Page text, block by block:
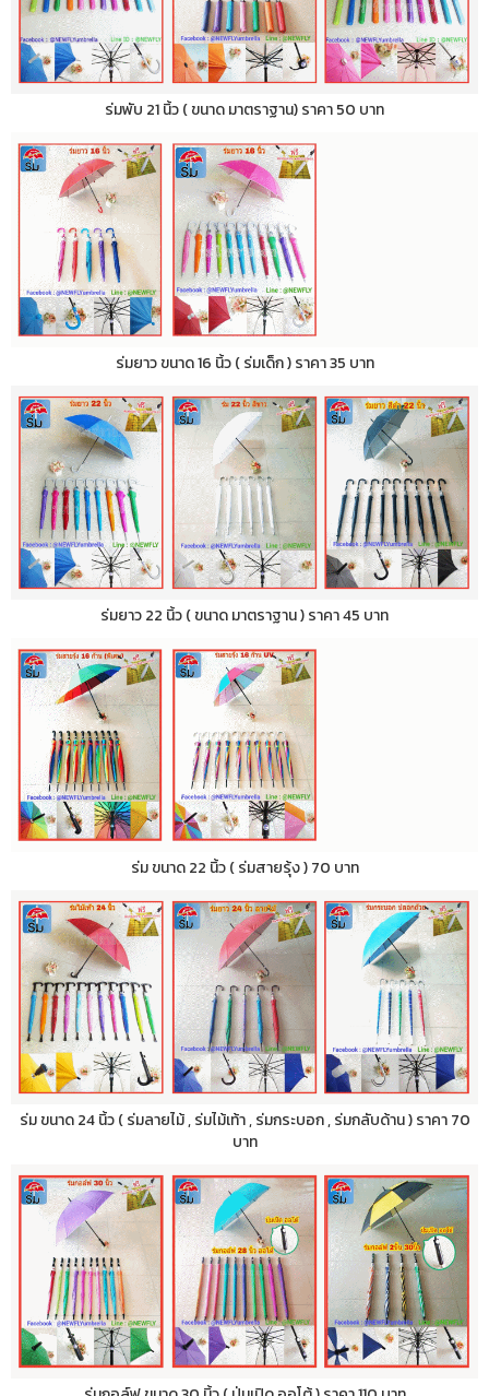
ร่มพับ 21 นิ้ว ( ขนาด มาตราฐาน) ราคา 50 บาท
ร่มยาว ขนาด 16 นิ้ว ( ร่มเด็ก ) ราคา 35 บาท
ร่มยาว 22 นิ้ว ( ขนาด มาตราฐาน ) ราคา 45 บาท
ร่ม ขนาด 22 นิ้ว ( ร่มสายรุ้ง ) 70 บาท
ร่ม ขนาด 24 นิ้ว ( ร่มลายไม้ , ร่มไม้เท้า , ร่มกระบอก , ร่มกลับด้าน ) ราคา 70
บาท